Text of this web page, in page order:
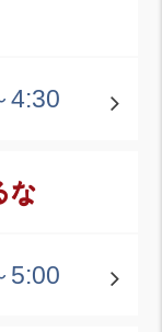
4:30
な
5:00